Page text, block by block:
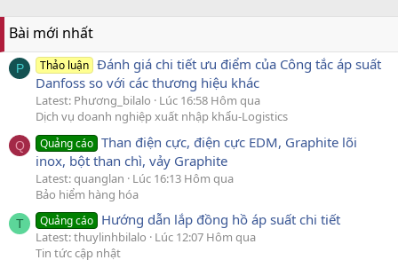
Bài mới nhất
P Thảo luận Đánh giá chi tiết ưu điểm của Công tắc áp suất
Danfoss so với các thương hiệu khác
Latest: Phương_bilalo
Lúc 16:58 Hôm qua
Dịch vụ doanh nghiệp xuất nhập khẩu-Logistics
Q Quảng cáo Than điện cực, điện cực EDM, Graphite lõi
inox, bột than chì, vảy Graphite
Latest: quanglan
Lúc 16:13 Hôm qua
Bảo hiểm hàng hóa
T Quảng cáo Hướng dẫn lắp đồng hồ áp suất chi tiết
Latest: thuylinhbilalo
Lúc 12:07 Hôm qua
Tin tức cập nhật